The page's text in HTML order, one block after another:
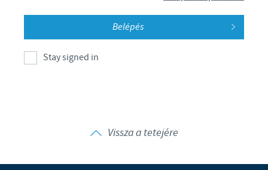
Stay signed in
Vissza a tetejére